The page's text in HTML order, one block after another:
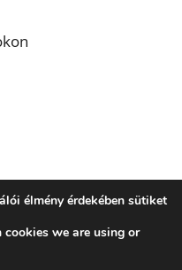
Csaba: Ingatlanos
élmény érdekében sütiket
we are using or